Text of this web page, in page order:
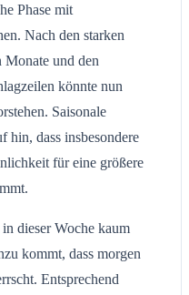
Phase mit
Nach den starken
Monate und den
könnte nun
Saisonale
hin, dass insbesondere
für eine größere
dieser Woche kaum
kommt, dass morgen
Entsprechend